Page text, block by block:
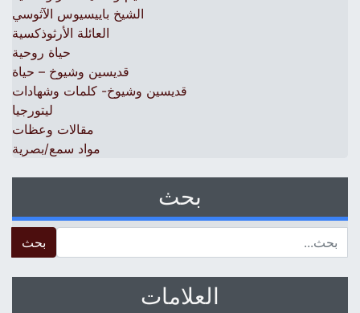
الشيخ باييسيوس الآثوسي
العائلة الأرثوذكسية
حياة روحية
قديسين وشيوخ – حياة
قديسين وشيوخ- كلمات وشهادات
ليتورجيا
مقالات وعظات
مواد سمع/بصرية
بحث
العلامات